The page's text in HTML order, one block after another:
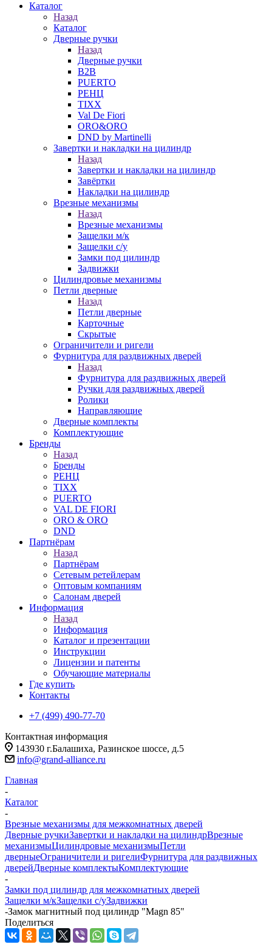
Каталог
Назад
Каталог
Дверные ручки
Назад
Дверные ручки
B2B
PUERTO
РЕНЦ
TIXX
Val De Fiori
ORO&ORO
DND by Martinelli
Завертки и накладки на цилиндр
Назад
Завертки и накладки на цилиндр
Завёртки
Накладки на цилиндр
Врезные механизмы
Назад
Врезные механизмы
Защелки м/к
Защелки с/у
Замки под цилиндр
Задвижки
Цилиндровые механизмы
Петли дверные
Назад
Петли дверные
Карточные
Скрытые
Ограничители и ригели
Фурнитура для раздвижных дверей
Назад
Фурнитура для раздвижных дверей
Ручки для раздвижных дверей
Ролики
Направляющие
Дверные комплекты
Комплектующие
Бренды
Назад
Бренды
РЕНЦ
TIXX
PUERTO
VAL DE FIORI
ORO & ORO
DND
Партнёрам
Назад
Партнёрам
Сетевым ретейлерам
Оптовым компаниям
Салонам дверей
Информация
Назад
Информация
Каталог и презентации
Инструкции
Лицензии и патенты
Обучающие материалы
Где купить
Контакты
+7 (499) 490-77-70
Контактная информация
143930 г.Балашиха, Разинское шоссе, д.5
info@grand-alliance.ru
Главная
-
Каталог
-
Врезные механизмы для межкомнатных дверей
Дверные ручкиЗавертки и накладки на цилиндрВрезные
механизмыЦилиндровые механизмыПетли
дверныеОграничители и ригелиФурнитура для раздвижных
дверейДверные комплектыКомплектующие
-
Замки под цилиндр для межкомнатных дверей
Защелки м/кЗащелки с/уЗадвижки
-Замок магнитный под цилиндр "Magn 85"
Поделиться